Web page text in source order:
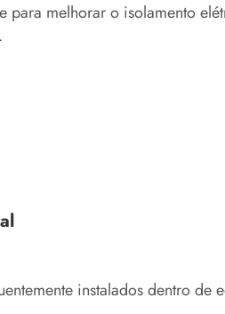
para melhorar o isolamento
instalados dentro